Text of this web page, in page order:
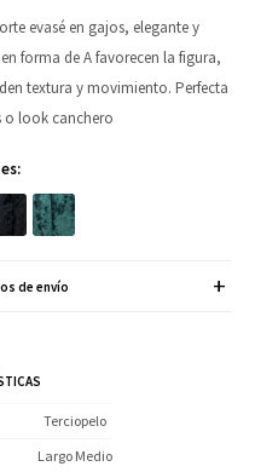
evasé en gajos, elegante y
forma de A favorecen la figura,
textura y movimiento. Perfecta
o look canchero
de envío
Terciopelo
Largo Medio